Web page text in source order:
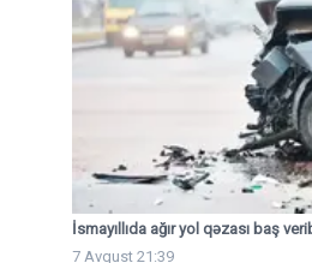
İsmayıllıda ağır yol qəzası baş
7 Avqust 21:39